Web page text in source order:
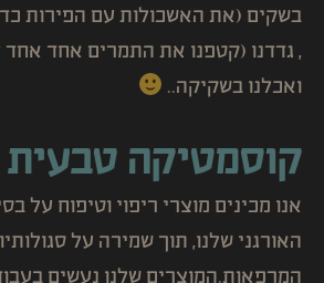
בשקים (את האשכולות עם הפירות
, גדדנו (קטפנו את התמרים אחד אחד
ואכלנו בשקיקה..
קוסמטיקה טבעית
אנו מכינים מוצרי ריפוי וטיפוח על
האורגני שלנו, תוך שמירה על סגולותיו
המרפאות.המוצרים שלנו נעשים